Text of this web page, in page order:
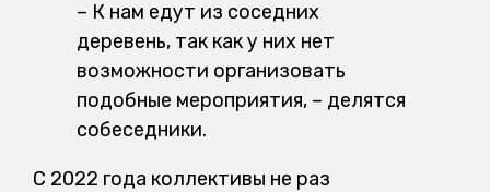
– К нам едут из соседних
деревень, так как у них нет
возможности организовать
подобные мероприятия, – делятся
собеседники.
С 2022 года коллективы не раз